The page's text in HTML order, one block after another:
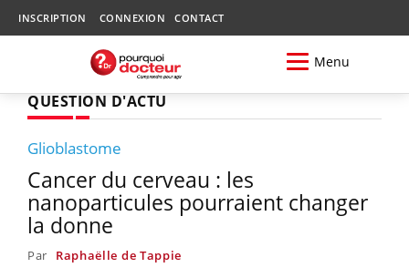
INSCRIPTION CONNEXION CONTACT
Menu
QUESTION D'ACTU
Glioblastome
Cancer du cerveau : les
nanoparticules pourraient changer
la donne
Par Raphaëlle de Tappie